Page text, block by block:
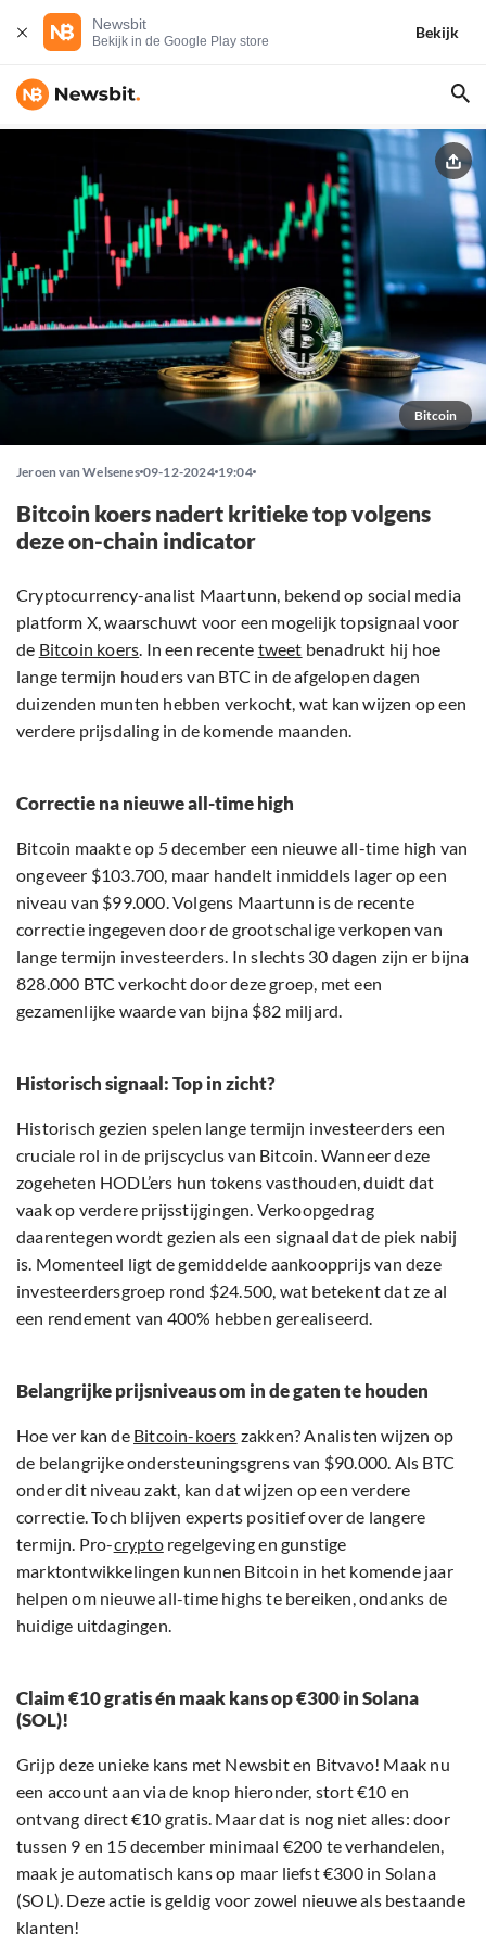
Newsbit
Bekijk in de Google Play store
Bekijk
Bitcoin
Jeroen van Welsenes 09-12-2024 19:04
Bitcoin koers nadert kritieke top volgens
deze on-chain indicator
Cryptocurrency-analist Maartunn, bekend op social media
platform X, waarschuwt voor een mogelijk topsignaal voor
de Bitcoin koers. In een recente tweet benadrukt hij hoe
lange termijn houders van BTC in de afgelopen dagen
duizenden munten hebben verkocht, wat kan wijzen op een
verdere prijsdaling in de komende maanden.
Correctie na nieuwe all-time high
Bitcoin maakte op 5 december een nieuwe all-time high van
ongeveer $103.700, maar handelt inmiddels lager op een
niveau van $99.000. Volgens Maartunn is de recente
correctie ingegeven door de grootschalige verkopen van
lange termijn investeerders. In slechts 30 dagen zijn er bijna
828.000 BTC verkocht door deze groep, met een
gezamenlijke waarde van bijna $82 miljard.
Historisch signaal: Top in zicht?
Historisch gezien spelen lange termijn investeerders een
cruciale rol in de prijscyclus van Bitcoin. Wanneer deze
zogeheten HODL’ers hun tokens vasthouden, duidt dat
vaak op verdere prijsstijgingen. Verkoopgedrag
daarentegen wordt gezien als een signaal dat de piek nabij
is. Momenteel ligt de gemiddelde aankoopprijs van deze
investeerdersgroep rond $24.500, wat betekent dat ze al
een rendement van 400% hebben gerealiseerd.
Belangrijke prijsniveaus om in de gaten te houden
Hoe ver kan de Bitcoin-koers zakken? Analisten wijzen op
de belangrijke ondersteuningsgrens van $90.000. Als BTC
onder dit niveau zakt, kan dat wijzen op een verdere
correctie. Toch blijven experts positief over de langere
termijn. Pro-cryptoregelgeving en gunstige
marktontwikkelingen kunnen Bitcoin in het komende jaar
helpen om nieuwe all-time highs te bereiken, ondanks de
huidige uitdagingen.
Claim €10 gratis én maak kans op €300 in Solana
(SOL)!
Grijp deze unieke kans met Newsbit en Bitvavo! Maak nu
een account aan via de knop hieronder, stort €10 en
ontvang direct €10 gratis. Maar dat is nog niet alles: door
tussen 9 en 15 december minimaal €200 te verhandelen,
maak je automatisch kans op maar liefst €300 in Solana
(SOL). Deze actie is geldig voor zowel nieuwe als bestaande
klanten!